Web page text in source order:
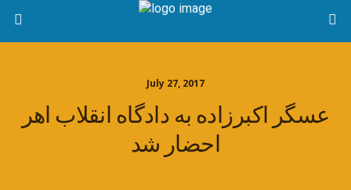
July 27, 2017
عسگر اکبرزاده به دادگاه انقلاب اهر
احضار شد